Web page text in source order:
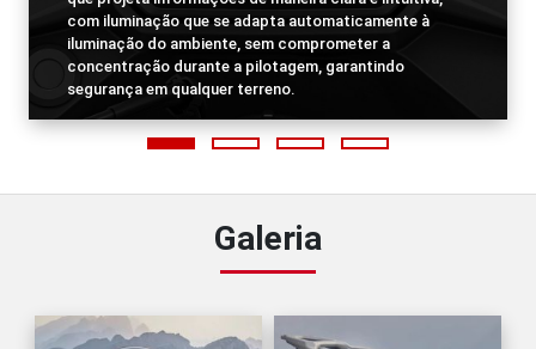
com iluminação que se adapta automaticamente à
iluminação do ambiente, sem comprometer a
concentração durante a pilotagem, garantindo
segurança em qualquer terreno.
Galeria